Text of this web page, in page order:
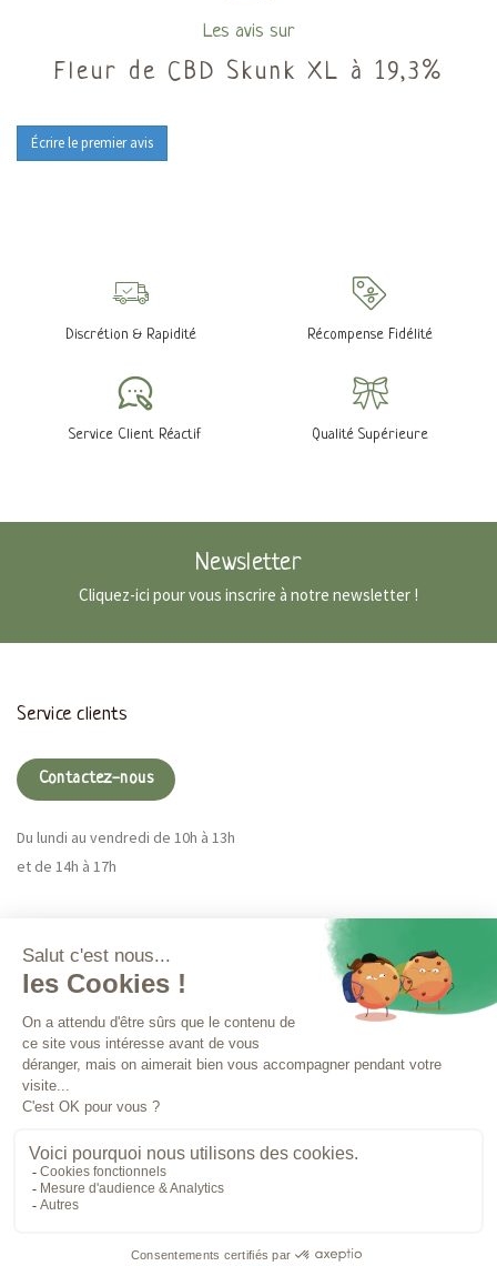
Les avis sur
Fleur de CBD Skunk XL à 19,3%
Écrire le premier avis
Discrétion & Rapidité Récompense Fidélité
Service Client Réactif Qualité Supérieure
Newsletter
Cliquez-ici pour vous inscrire à notre newsletter !
Service clients
Contactez-nous
Du lundi au vendredi de 10h à 13h
et de 14h à 17h
Plus d'infos
Commandes
Paiement 100% sécurisé © 2026 - Magna CBD
MENTIONS LÉGALES